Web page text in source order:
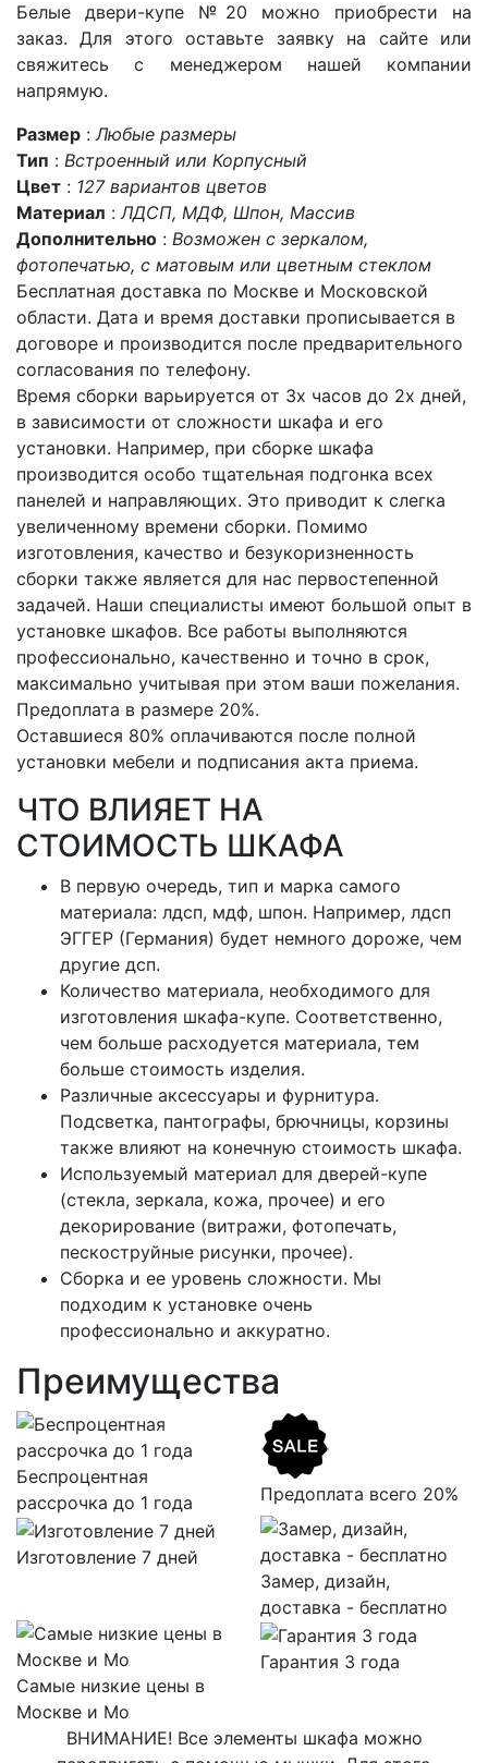
Белые двери-купе №20 можно приобрести на
заказ. Для этого оставьте заявку на сайте или
свяжитесь с менеджером нашей компании
напрямую.
Размер :Любые размеры
Тип : Встроенный или Корпусный
Цвет : 127 вариантов цветов
Материал :ЛДСП, МДФ, Шпон, Массив
Дополнительно : Возможен с зеркалом,
фотопечатью, с матовым или цветным стеклом
Бесплатная доставка по Москве и Московской
области. Дата и время доставки прописывается в
договоре и производится после предварительного
согласования по телефону.
Время сборки варьируется от 3х часов до 2х дней,
в зависимости от сложности шкафа и его
установки. Например, при сборке шкафа
производится особо тщательная подгонка всех
панелей и направляющих. Это приводит к слегка
увеличенному времени сборки. Помимо
изготовления, качество и безукоризненность
сборки также является для нас первостепенной
задачей. Наши специалисты имеют большой опыт в
установке шкафов. Все работы выполняются
профессионально, качественно и точно в срок,
максимально учитывая при этом ваши пожелания.
Предоплата в размере 20%.
Оставшиеся 80% оплачиваются после полной
установки мебели и подписания акта приема.
ЧТО ВЛИЯЕТ НА
СТОИМОСТЬ ШКАФА
В первую очередь, тип и марка самого
материала: лдсп, мдф, шпон. Например, лдсп
ЭГГЕР (Германия) будет немного дороже, чем
другие дсп.
Количество материала, необходимого для
изготовления шкафа-купе. Соответственно,
чем больше расходуется материала, тем
больше стоимость изделия.
Различные аксессуары и фурнитура.
Подсветка, пантографы, брючницы, корзины
также влияют на конечную стоимость шкафа.
Используемый материал для дверей-купе
(стекла, зеркала, кожа, прочее) и его
декорирование (витражи, фотопечать,
пескоструйные рисунки, прочее).
Сборка и ее уровень сложности. Мы
подходим к установке очень
профессионально и аккуратно.
Преимущества
Беспроцентная
рассрочка до 1 года
Предоплата всего 20%
Изготовление 7 дней
Замер, дизайн,
доставка - бесплатно
Самые низкие цены в
Москве и Мо
Гарантия 3 года
ВНИМАНИЕ! Все элементы шкафа можно